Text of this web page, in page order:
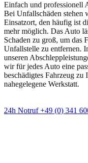
Einfach und professionell
Bei Unfallschäden stehen
Einsatzort, den häufig ist
mehr möglich. Das Auto
Schaden zu groß, um das
Unfallstelle zu entfernen.
unseren
wir für jedes Auto eine
beschädigtes Fahrzeug zu
nahegelegene Werkstatt.
24h Notruf +49 (0) 341